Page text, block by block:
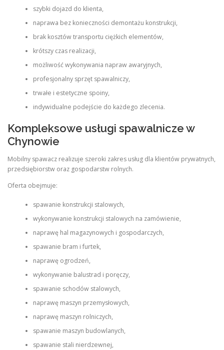
szybki dojazd do klienta,
naprawa bez konieczności demontażu konstrukcji,
brak kosztów transportu ciężkich elementów,
krótszy czas realizacji,
możliwość wykonywania napraw awaryjnych,
profesjonalny sprzęt spawalniczy,
trwałe i estetyczne spoiny,
indywidualne podejście do każdego zlecenia.
Kompleksowe usługi spawalnicze w
Chynowie
Mobilny spawacz realizuje szeroki zakres usług dla klientów prywatnych,
przedsiębiorstw oraz gospodarstw rolnych.
Oferta obejmuje:
spawanie konstrukcji stalowych,
wykonywanie konstrukcji stalowych na zamówienie,
naprawę hal magazynowych i gospodarczych,
spawanie bram i furtek,
naprawę ogrodzeń,
wykonywanie balustrad i poręczy,
spawanie schodów stalowych,
naprawę maszyn przemysłowych,
naprawę maszyn rolniczych,
spawanie maszyn budowlanych,
spawanie stali nierdzewnej,